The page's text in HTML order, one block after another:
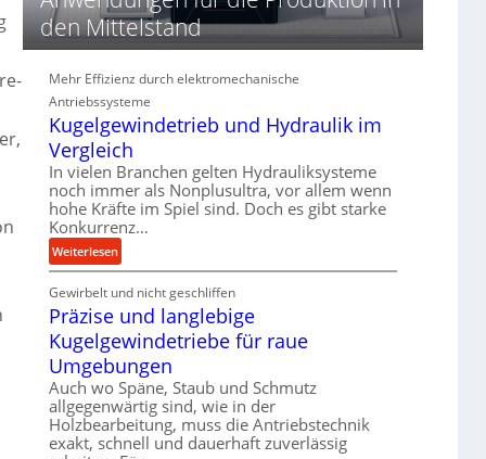
d
i
e
r
f
o
r
m
a
n
c
e
b
e
i
m
D
r
ü
den Mittelstand
Mehr Effizienz durch elektromechanische
Antriebssysteme
Kugelgewindetrieb und Hydraulik im
Vergleich
In vielen Branchen gelten Hydrauliksysteme
noch immer als Nonplusultra, vor allem wenn
hohe Kräfte im Spiel sind. Doch es gibt starke
Konkurrenz…
Weiterlesen:
K
u
g
l
g
e
w
i
Gewirbelt und nicht geschliffen
Präzise und langlebige
Kugelgewindetriebe für raue
Umgebungen
Auch wo Späne, Staub und Schmutz
allgegenwärtig sind, wie in der
Holzbearbeitung, muss die Antriebstechnik
exakt, schnell und dauerhaft zuverlässig